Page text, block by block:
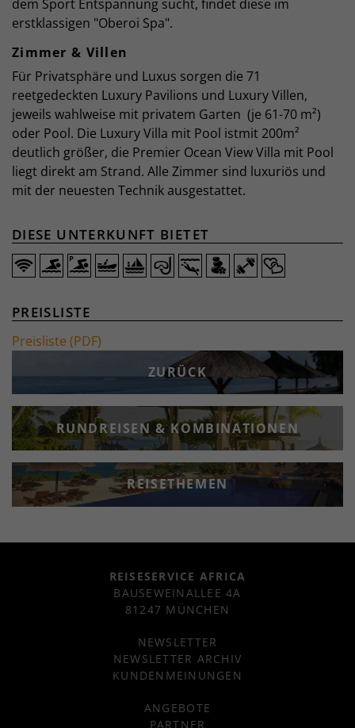
dem Sport Entspannung sucht, findet diese im
erstklassigen "Oberoi Spa".
Zimmer & Villen
Für Privatsphäre und Luxus sorgen die 71
reetgedeckten Luxury Pavilions und Luxury Villen,
jeweils wahlweise mit privatem Garten (je 61-70 m²)
oder Pool. Die Luxury Villa mit Pool istmit 200m²
deutlich größer, die Premier Ocean View Villa mit Pool
liegt direkt am Strand. Alle Zimmer sind luxuriös und
mit der neuesten Technik ausgestattet.
DIESE UNTERKUNFT BIETET
PREISLISTE
Preisliste (PDF)
ZURÜCK
RUNDREISEN & KOMBINATIONEN
REISETHEMEN
REISESERVICE AFRICA
BAUSEWEINALLEE 4A
81247 MÜNCHEN
NEWSLETTER
NEWSLETTER ARCHIV
KUNDENMEINUNGEN
ANGEBOTE
PARTNER